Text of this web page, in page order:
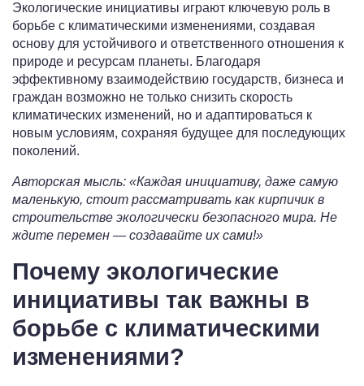
Экологические инициативы играют ключевую роль в
борьбе с климатическими изменениями, создавая
основу для устойчивого и ответственного отношения к
природе и ресурсам планеты. Благодаря
эффективному взаимодействию государств, бизнеса и
граждан возможно не только снизить скорость
климатических изменений, но и адаптироваться к
новым условиям, сохраняя будущее для последующих
поколений.
Авторская мысль: «Каждая инициативу, даже самую
маленькую, стоит рассматривать как кирпичик в
строительстве экологически безопасного мира. Не
ждите перемен — создавайте их сами!»
Почему экологические
инициативы так важны в
борьбе с климатическими
изменениями?